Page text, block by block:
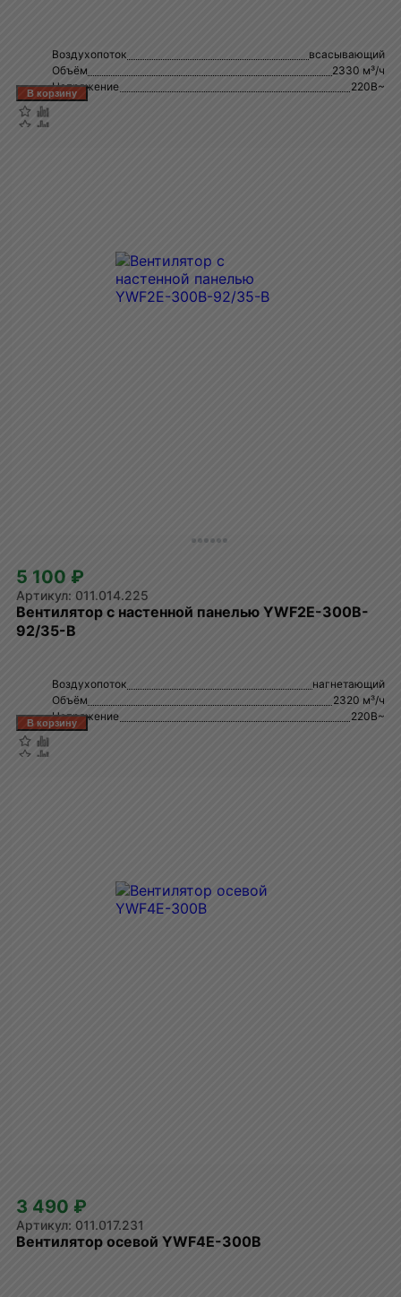
Воздухопоток
всасывающий
Объём
2330 м³/ч
Напряжение
220В~
5 100 ₽
011.014.225
Вентилятор с настенной панелью YWF2E-300B-
92/35-B
Воздухопоток
нагнетающий
Объём
2320 м³/ч
Напряжение
220В~
3 490 ₽
011.017.231
Вентилятор осевой YWF4E-300B